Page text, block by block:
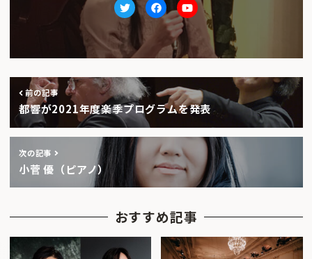
TwitterfacebookYoutube
前の記事
都響が2021年度楽季プログラムを発表
次の記事
小菅 優（ピアノ）
おすすめ記事